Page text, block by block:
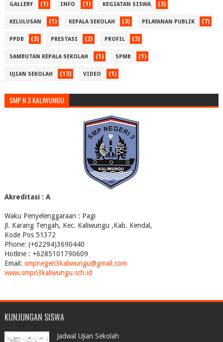
GALLERY (1) INFO (1) KEGIATAN SISWA (3)
KELULUSAN (1) KEPALA SEKOLAH (3) PELAYANAN PUBLIK (7)
PPDB (3) PRESTASI (2) PROFIL (3)
SAMBUTAN KEPALA SEKOLAH (1) SPMB (1)
UJIAN SEKOLAH (13) VIDEO (1)
SMP N 3 KALIWUNGU
Akreditasi : A
Waku Penyelenggaraan : Pagi
Jl. Karang Tengah, Kec. Kaliwungu ,Kab. Kendal,
Kode Pos 51372
Phone: (+62294)3690440
Hotline : +6285101790609
Email: smpnegeri3kaliwungu@gmail.com
www.smpn3kaliwungu.sch.id
KUNJUNGAN SISWA
Jadwal Ujian Sekolah